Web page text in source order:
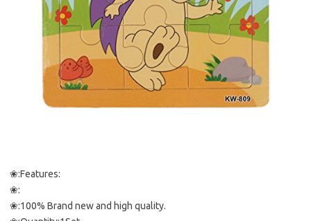
❀:Features:
❀:
❀:100% Brand new and high quality.